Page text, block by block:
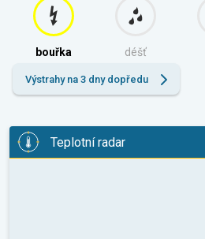
bouřka déšť
Výstrahy na 3 dny dopředu
Teplotní radar